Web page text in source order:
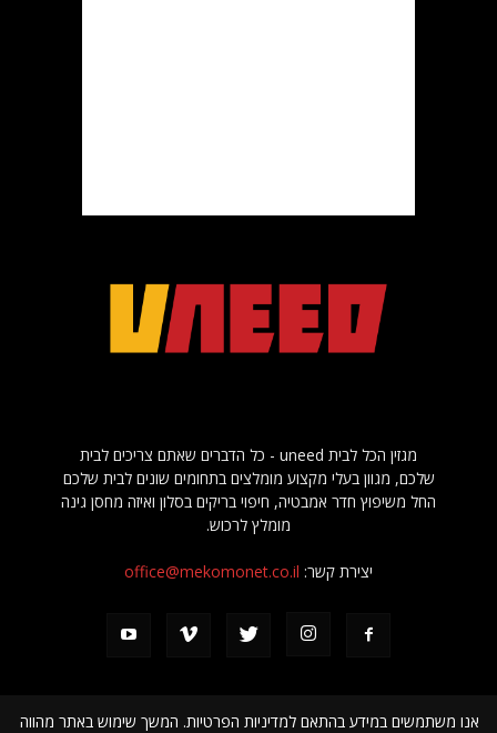
מגזין הכל לבית uneed - כל הדברים שאתם צריכים לבית
שלכם, מגוון בעלי מקצוע מומלצים בתחומים שונים לבית שלכם
החל משיפוץ חדר אמבטיה, חיפוי בריקים בסלון ואיזה מחסן גינה
מומלץ לרכוש.
יצירת קשר: office@mekomonet.co.il
אנו משתמשים במידע בהתאם למדיניות הפרטיות. המשך שימוש באתר מהווה